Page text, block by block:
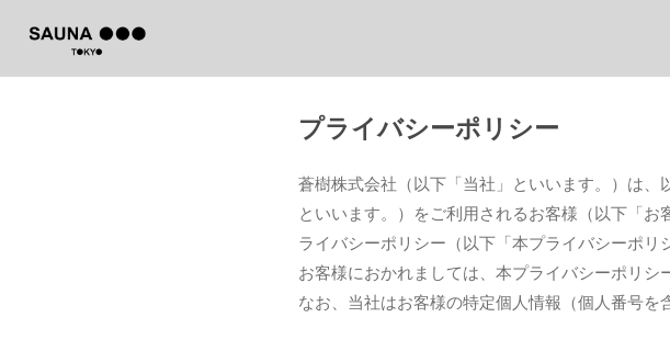
プライバシーポリシー
蒼樹株式会社（以下「当社」といいます。）は、
といいます。）をご利用されるお客様（以下「
ライバシーポリシー（以下「本プライバシーポリ
お客様におかれましては、本プライバシーポリシ
なお、当社はお客様の特定個人情報（個人番号を